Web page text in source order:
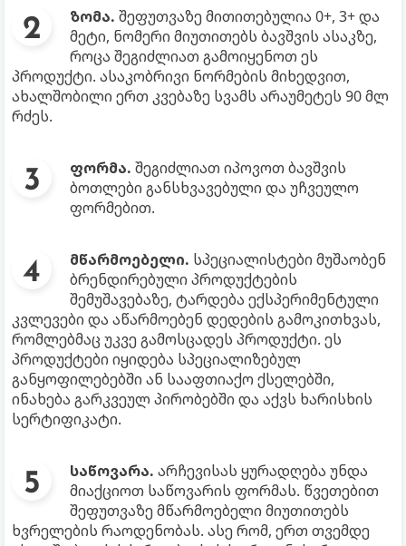
ზომა. შეფუთვაზე მითითებულია 0+, 3+ და
მეტი, ნომერი მიუთითებს ბავშვის ასაკზე,
როცა შეგიძლიათ გამოიყენოთ ეს
პროდუქტი. ასაკობრივი ნორმების მიხედვით,
ახალშობილი ერთ კვებაზე სვამს არაუმეტეს 90 მლ
რძეს.
ფორმა. შეგიძლიათ იპოვოთ ბავშვის
ბოთლები განსხვავებული და უჩვეულო
ფორმებით.
მწარმოებელი. სპეციალისტები მუშაობენ
ბრენდირებული პროდუქტების
შემუშავებაზე, ტარდება ექსპერიმენტული
კვლევები და აწარმოებენ დედების გამოკითხვას,
რომლებმაც უკვე გამოსცადეს პროდუქტი. ეს
პროდუქტები იყიდება სპეციალიზებულ
განყოფილებებში ან სააფთიაქო ქსელებში,
ინახება გარკვეულ პირობებში და აქვს ხარისხის
სერტიფიკატი.
საწოვარა. არჩევისას ყურადღება უნდა
მიაქციოთ საწოვარის ფორმას. წვეთებით
შეფუთვაზე მწარმოებელი მიუთითებს
ხვრელების რაოდენობას. ასე რომ, ერთ თვემდე